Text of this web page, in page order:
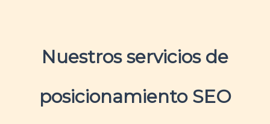
Nuestros servicios de
posicionamiento SEO